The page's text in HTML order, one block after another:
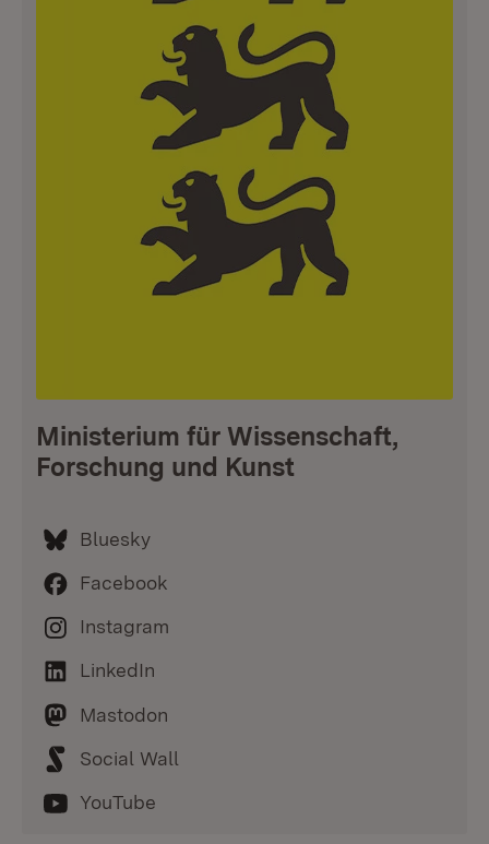
Ministerium für Wissenschaft,
Forschung und Kunst
Bluesky
Facebook
Instagram
LinkedIn
Mastodon
Social Wall
YouTube